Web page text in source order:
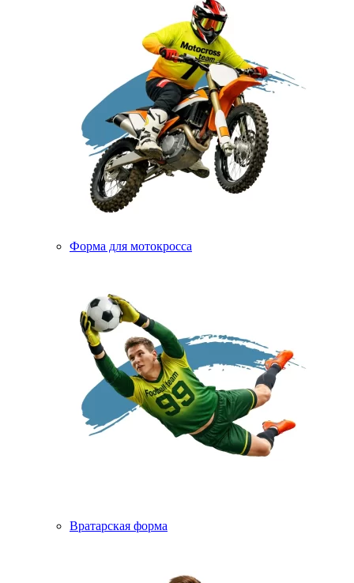
Форма для мотокросса
Вратарская форма